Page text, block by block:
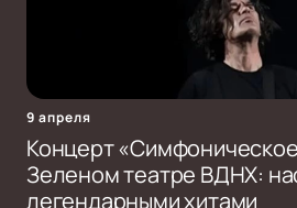
9 апреля
Концерт
Зеленом театре ВДНХ:
легендарными хитами